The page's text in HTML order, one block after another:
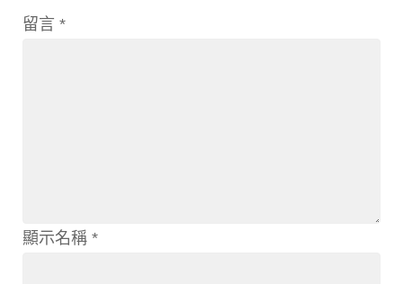
留言 *
顯示名稱 *